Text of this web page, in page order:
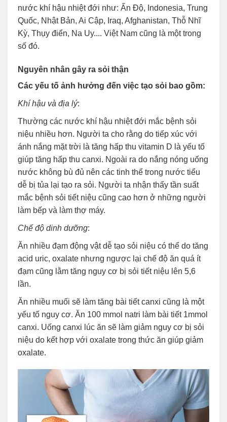
nước khí hậu nhiệt đới như: Ấn Độ, Indonesia, Trung
Quốc, Nhật Bản, Ai Cập, Iraq, Afghanistan, Thỗ Nhĩ
Kỳ, Thụy điển, Na Uy.... Việt Nam cũng là một trong
số đó.
Nguyên nhân gây ra sỏi thận
Các yếu tố ảnh hưởng đến việc tạo sỏi bao gồm:
Khí hậu và địa lý:
Thường các nước khí hậu nhiệt đới mắc bệnh sỏi
niệu nhiều hơn. Người ta cho rằng do tiếp xúc với
ánh nắng mặt trời là tăng hấp thu vitamin D là yếu tố
giúp tăng hấp thu canxi. Ngoài ra do nắng nóng uống
nước không bù đủ nên các tinh thể trong nước tiểu
dễ bị tủa lại tạo ra sỏi. Người ta nhận thấy tần suất
mắc bệnh sỏi tiết niệu cũng cao hơn ở những người
làm bếp và làm thợ máy.
Chế độ dinh dưỡng:
Ăn nhiều đạm động vật dễ tạo sỏi niệu có thể do tăng
acid uric, oxalate nhưng ngược lại chế độ ăn quá ít
đạm cũng lằm tăng nguy cơ bị sỏi tiết niệu lên 5,6
lần.
Ăn nhiều muối sẽ làm tăng bài tiết canxi cũng là một
yếu tố nguy cơ. Ăn 100 mmol natri làm bài tiết 1mmol
canxi. Uống canxi lúc ăn sẽ làm giảm nguy cơ bị sỏi
niệu do kết hợp với oxalate trong thức ăn giúp giảm
oxalate.